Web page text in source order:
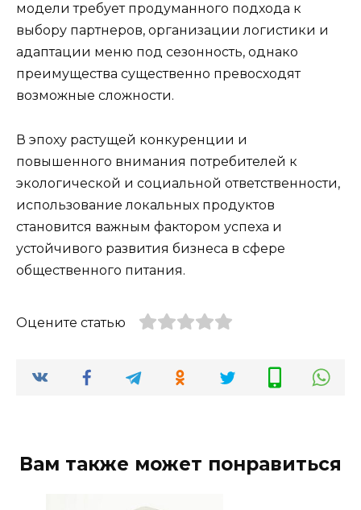
модели требует продуманного подхода к
выбору партнеров, организации логистики и
адаптации меню под сезонность, однако
преимущества существенно превосходят
возможные сложности.
В эпоху растущей конкуренции и
повышенного внимания потребителей к
экологической и социальной ответственности,
использование локальных продуктов
становится важным фактором успеха и
устойчивого развития бизнеса в сфере
общественного питания.
Оцените статью
Вам также может понравиться